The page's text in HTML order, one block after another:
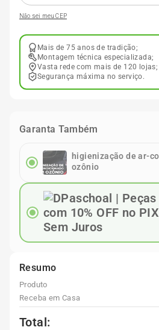
Não sei meu CEP
Mais de 75 anos de tradição;
Montagem técnica especializada;
Vasta rede com mais de 120 lojas;
Segurança máxima no serviço.
Garanta Também
higienização de ar-
ozônio
Resumo
Produto
Receba em Casa
Total: